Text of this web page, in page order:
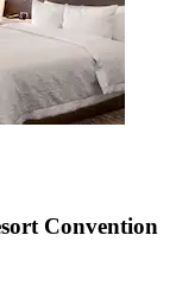
Convention